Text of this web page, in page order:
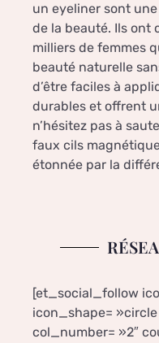
un eyeliner sont
de la beauté. Ils ont
milliers de femmes
beauté naturelle
d’être faciles à
durables et offrent
n’hésitez pas à
faux cils
étonnée par la
[et_social_follow
icon_shape=
col_number= »2″